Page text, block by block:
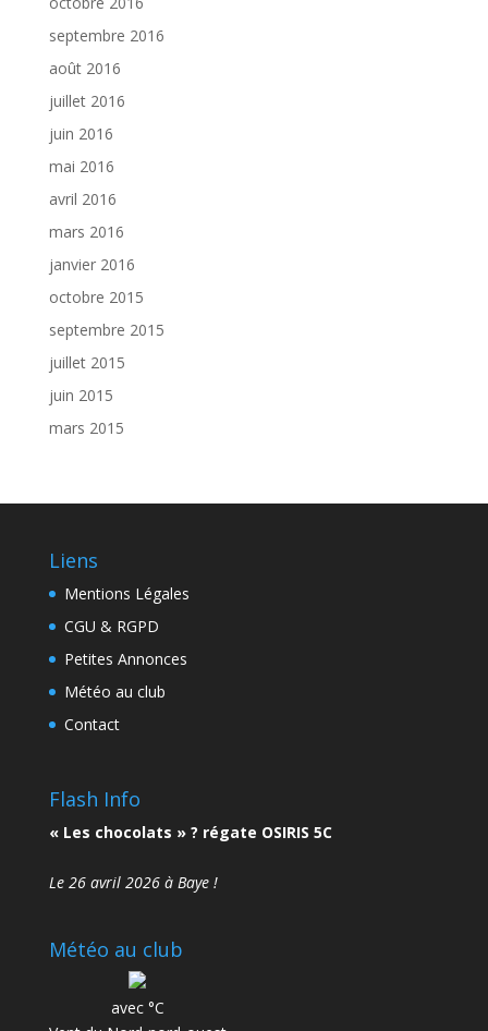
septembre 2016
août 2016
juillet 2016
juin 2016
mai 2016
avril 2016
mars 2016
janvier 2016
octobre 2015
septembre 2015
juillet 2015
juin 2015
mars 2015
Liens
Mentions Légales
CGU & RGPD
Petites Annonces
Météo au club
Contact
Flash Info
« Les chocolats » ? régate OSIRIS 5C
Le 26 avril 2026 à Baye !
Météo au club
avec °C